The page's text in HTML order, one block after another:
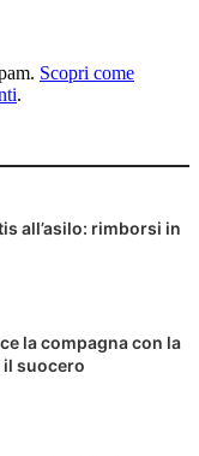
Scopri come
.
all’asilo: rimborsi in
la compagna con la
il suocero